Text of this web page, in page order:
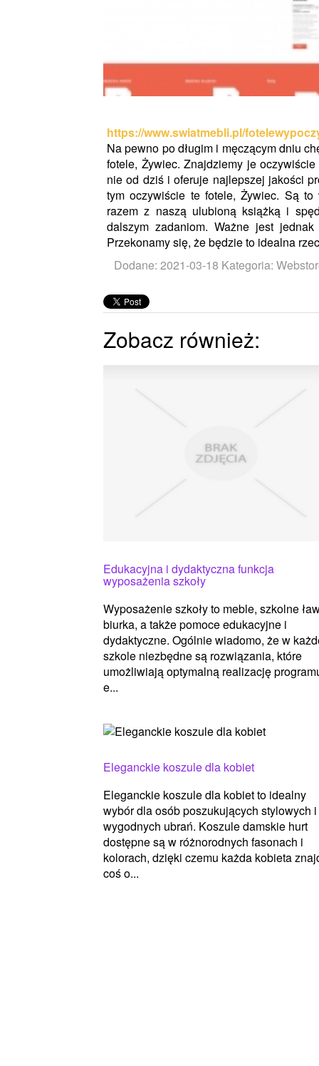
https://www.swiatmebli.pl/
Na pewno po długim i męczącym dniu
fotele, Żywiec. Znajdziemy je
nie od dziś i oferuje najlepszej jakości
tym oczywiście te fotele, Żywiec. Są
razem z naszą ulubioną książką i
dalszym zadaniom. Ważne jest
Przekonamy się, że będzie to idealna
Dodane: 2021-03-18 Kategoria:
Zobacz również:
Edukacyjna i dydaktyczna funkcja
wyposażenia szkoły
Wyposażenie szkoły to meble, szkolne
biurka, a także pomoce edukacyjne i
dydaktyczne. Ogólnie wiadomo, że w
szkole niezbędne są rozwiązania, które
umożliwiają optymalną realizację
e...
Eleganckie koszule dla kobiet
Eleganckie koszule dla kobiet to idealny
wybór dla osób poszukujących stylowych i
wygodnych ubrań. Koszule damskie hurt
dostępne są w różnorodnych fasonach i
kolorach, dzięki czemu każda kobieta
coś o...